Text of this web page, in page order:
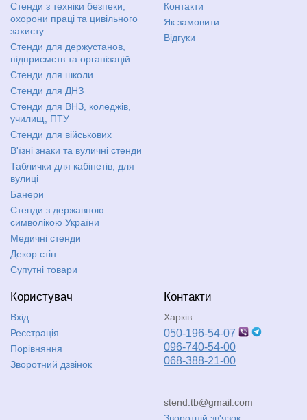
Стенди з техніки безпеки,
охорони праці та цивільного
захисту
Стенди для держустанов,
підприємств та організацій
Стенди для школи
Стенди для ДНЗ
Стенди для ВНЗ, коледжів,
училищ, ПТУ
Стенди для військових
В'їзні знаки та вуличні стенди
Таблички для кабінетів, для
вулиці
Банери
Стенди з державною
символікою України
Медичні стенди
Декор стін
Супутні товари
Контакти
Як замовити
Відгуки
Користувач
Вхід
Реєстрація
Порівняння
Зворотний дзвінок
Контакти
Харків
050-196-54-07
096-740-54-00
068-388-21-00
stend.tb@gmail.com